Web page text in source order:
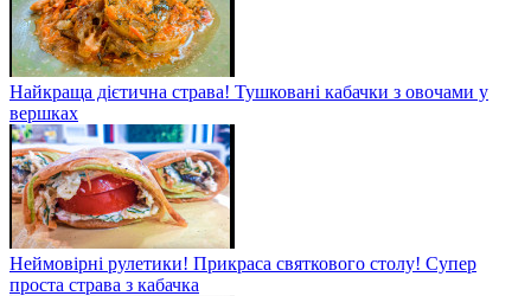
Найкраща дієтична страва! Тушковані кабачки з овочами у
вершках
Неймовірні рулетики! Прикраса святкового столу! Супер
проста страва з кабачка